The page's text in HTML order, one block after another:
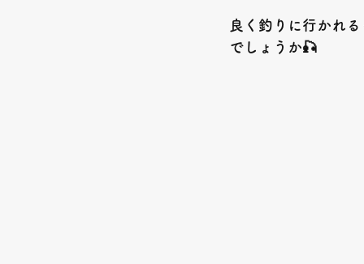
良く釣りに行かれ
でしょうか🎣